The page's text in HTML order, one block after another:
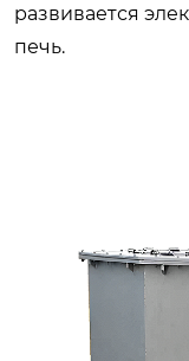
развивается
печь.